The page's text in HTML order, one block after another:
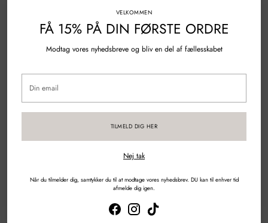
VELKOMMEN
FÅ 15% PÅ DIN FØRSTE ORDRE
Modtag vores nyhedsbreve og bliv en del af fællesskabet
email
TILMELD DIG HER
Nej tak
Når du tilmelder dig, samtykker du til at modtage vores nyhedsbrev. DU kan til enhver tid
afmelde dig igen.
Spørgsmål?Skriv til os
Sikker betaling med kort & mobilepay
Beskrivelse